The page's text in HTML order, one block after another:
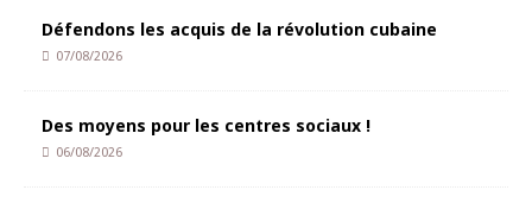
Défendons les acquis de la révolution cubaine
07/08/2026
Des moyens pour les centres sociaux !
06/08/2026